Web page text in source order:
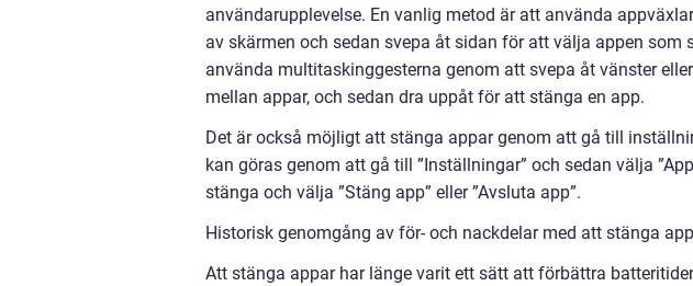
användarupplevelse. En vanlig metod är att använda
av skärmen och sedan svepa åt sidan för att välja appen som
använda multitaskinggesterna genom att svepa åt vänster
mellan appar, och sedan dra uppåt för att stänga en app.
Det är också möjligt att stänga appar genom att gå till
kan göras genom att gå till ”Inställningar” och sedan välja
stänga och välja ”Stäng app” eller ”Avsluta app”.
Historisk genomgång av för- och nackdelar med att stänga
Att stänga appar har länge varit ett sätt att förbättra